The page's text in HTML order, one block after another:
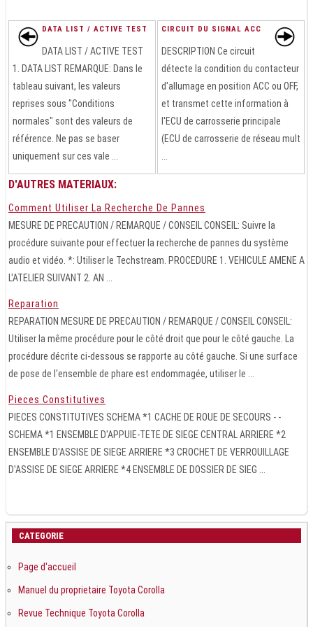
DATA LIST / ACTIVE TEST
DATA LIST / ACTIVE TEST
1. DATA LIST REMARQUE: Dans le
tableau suivant, les valeurs
reprises sous "Conditions
normales" sont des valeurs de
référence. Ne pas se baser
uniquement sur ces vale ...
CIRCUIT DU SIGNAL ACC
DESCRIPTION Ce circuit
détecte la condition du contacteur
d'allumage en position ACC ou OFF,
et transmet cette information à
l'ECU de carrosserie principale
(ECU de carrosserie de réseau mult
...
D'AUTRES MATERIAUX:
Comment Utiliser La Recherche De Pannes
MESURE DE PRECAUTION / REMARQUE / CONSEIL CONSEIL: Suivre la
procédure suivante pour effectuer la recherche de pannes du système
audio et vidéo. *: Utiliser le Techstream. PROCEDURE 1. VEHICULE AMENE A
L'ATELIER SUIVANT 2. AN ...
Reparation
REPARATION MESURE DE PRECAUTION / REMARQUE / CONSEIL CONSEIL:
Utiliser la même procédure pour le côté droit que pour le côté gauche. La
procédure décrite ci-dessous se rapporte au côté gauche. Si une surface
de pose de l'ensemble de phare est endommagée, utiliser le ...
Pieces Constitutives
PIECES CONSTITUTIVES SCHEMA *1 CACHE DE ROUE DE SECOURS - -
SCHEMA *1 ENSEMBLE D'APPUIE-TETE DE SIEGE CENTRAL ARRIERE *2
ENSEMBLE D'ASSISE DE SIEGE ARRIERE *3 CROCHET DE VERROUILLAGE
D'ASSISE DE SIEGE ARRIERE *4 ENSEMBLE DE DOSSIER DE SIEG ...
CATEGORIE
Page d'accueil
Manuel du proprietaire Toyota Corolla
Revue Technique Toyota Corolla